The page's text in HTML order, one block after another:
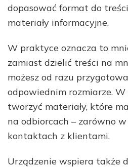
dopasować format do
materiały informacyjne.
W praktyce oznacza to
zamiast dzielić treści na
możesz od razu
odpowiednim rozmiarze. W
tworzyć materiały, które
na odbiorcach – zarówno
kontaktach z klientami.
Urządzenie wspiera także